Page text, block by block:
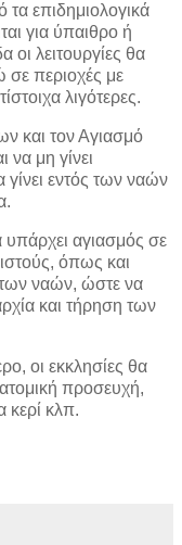
τα επιδημιολογικά
για ύπαιθρο ή
οι λειτουργίες θα
σε περιοχές με
λιγότερες.
και τον Αγιασμό
μη γίνει
γίνει εντός των ναών
υπάρχει αγιασμός σε
όπως και
ναών, ώστε να
και τήρηση των
οι εκκλησίες θα
προσευχή,
κερί κλπ.